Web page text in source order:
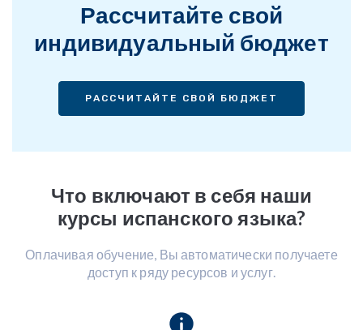
Рассчитайте свой
индивидуальный бюджет
РАССЧИТАЙТЕ СВОЙ БЮДЖЕТ
Что включают в себя наши
курсы испанского языка?
Оплачивая обучение, Вы автоматически получаете
доступ к ряду ресурсов и услуг.